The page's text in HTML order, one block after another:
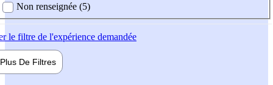
Non renseignée (5)
le filtre de l'expérience demandée
Plus De Filtres